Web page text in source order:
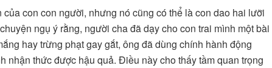
con con người, nhưng nó cũng có thể là con dao hai lưỡi
ngụ ý rằng, người cha đã dạy cho con trai mình một bài
hay trừng phạt gay gắt, ông đã dùng chính hành động
nhận thức được hậu quả. Điều này cho thấy tầm quan trọng